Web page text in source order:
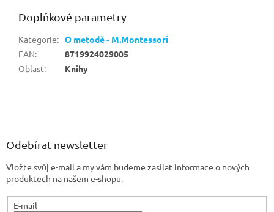
Doplňkové parametry
Kategorie: O metodě - M.Montessori
EAN:
8719924029005
Oblast: Knihy
Z
Odebírat newsletter
Vložte svůj e-mail a my vám budeme zasílat informace o nových
produktech na našem e-shopu.
E-mail